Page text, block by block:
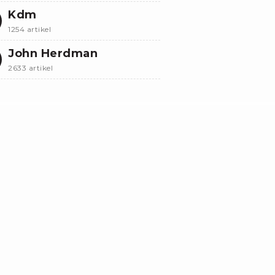
Kdm
1254 artikel
John Herdman
2633 artikel